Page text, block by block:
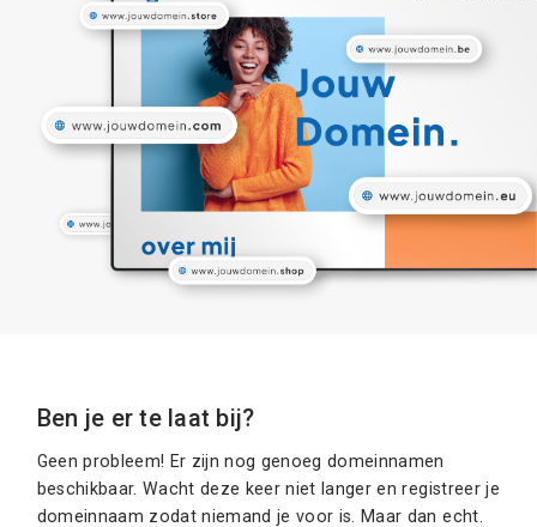
Ben je er te laat bij?
Geen probleem! Er zijn nog genoeg domeinnamen
beschikbaar. Wacht deze keer niet langer en registreer je
domeinnaam zodat niemand je voor is. Maar dan echt.